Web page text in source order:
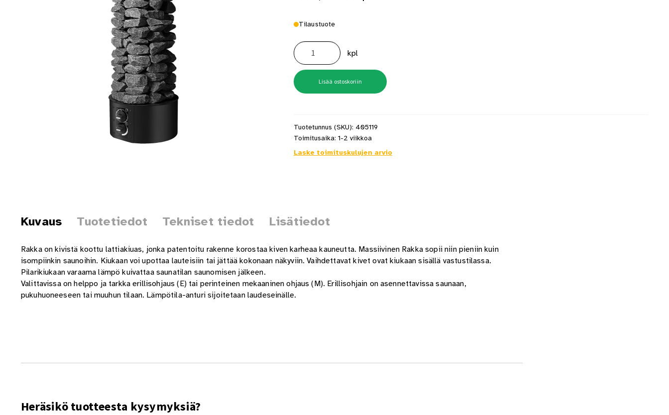
Tilaustuote
Mondex
Rakka
M
10.5
kW
määrä
kpl
Lisää ostoskoriin
Tuotetunnus (SKU): 405119
Toimitusaika: 1-2 viikkoa
Laske toimituskulujen arvio
Kuvaus Tuotetiedot Tekniset tiedot Lisätiedot
Rakka on kivistä koottu lattiakiuas, jonka patentoitu rakenne korostaa kiven karheaa kauneutta. Massiivinen Rakka sopii niin pieniin kuin
isompiinkin saunoihin. Kiukaan voi upottaa lauteisiin tai jättää kokonaan näkyviin. Vaihdettavat kivet ovat kiukaan sisällä vastustilassa.
Pilarikiukaan varaama lämpö kuivattaa saunatilan saunomisen jälkeen.
Valittavissa on helppo ja tarkka erillisohjaus (E) tai perinteinen mekaaninen ohjaus (M). Erillisohjain on asennettavissa saunaan,
pukuhuoneeseen tai muuhun tilaan. Lämpötila-anturi sijoitetaan laudeseinälle.
Heräsikö tuotteesta kysymyksiä?